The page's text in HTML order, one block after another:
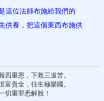
這位法師布施給我們的
供養，把這個東西布施供
四重恩，下救三道苦。
富貴全，往生極樂國。
切重罪悉解脫！